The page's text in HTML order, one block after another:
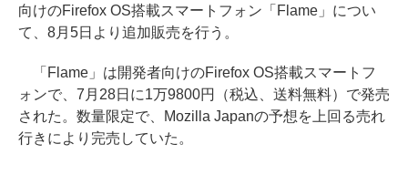
向けのFirefox OS搭載スマートフォン「Flame」につい
て、8月5日より追加販売を行う。
「Flame」は開発者向けのFirefox OS搭載スマートフ
ォンで、7月28日に1万9800円（税込、送料無料）で発売
された。数量限定で、Mozilla Japanの予想を上回る売れ
行きにより完売していた。